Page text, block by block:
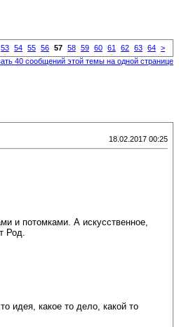
53 54 55 56 57 58 59 60 61 62 63 64 >
40 сообщений этой темы на одной странице
18.02.2017 00:25
и потомками. А искусственное,
Род.
идея, какое то дело, какой то